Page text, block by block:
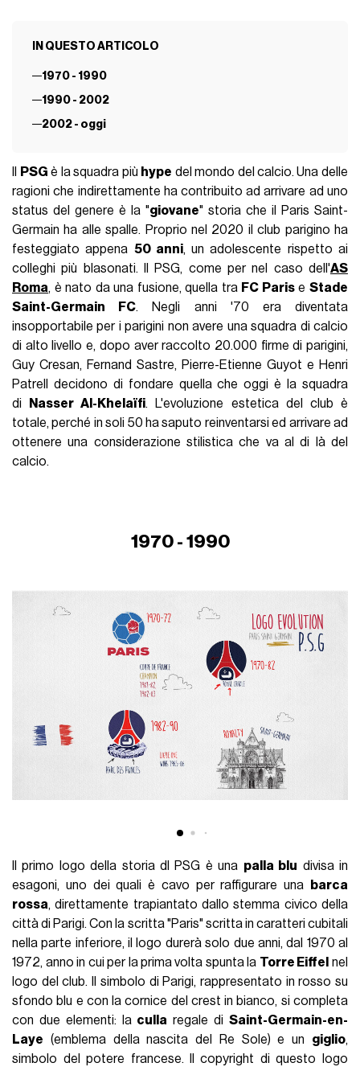
IN QUESTO ARTICOLO
1970 - 1990
1990 - 2002
2002 - oggi
PSG è la squadra più hype del mondo del calcio. Una delle
ragioni che indirettamente ha contribuito ad arrivare ad uno
status del genere è la "giovane" storia che il Paris Saint-
Germain ha alle spalle. Proprio nel 2020 il club parigino ha
festeggiato appena 50 anni, un adolescente rispetto ai
colleghi più blasonati. Il PSG, come per nel caso dell'AS
Roma, è nato da una fusione, quella tra FC Parise Stade
Saint-Germain FC. Negli anni '70 era diventata
insopportabile per i parigini non avere una squadra di calcio
di alto livello e, dopo aver raccolto 20.000 firme di parigini,
Guy Cresan, Fernand Sastre, Pierre-Etienne Guyot e Henri
Patrell decidono di fondare quella che oggi è la squadra
di
Nasser Al-Khelaïfi. L'evoluzione estetica del club è
totale, perché in soli 50 ha saputo reinventarsi ed arrivare ad
ottenere una considerazione stilistica che va al di là del
calcio.
1970 - 1990
Il primo logo della storia dl PSG è una palla blu divisa in
esagoni, uno dei quali è cavo per raffigurare una
barca
rossa, direttamente trapiantato dallo stemma civico della
città di Parigi. Con la scritta "Paris" scritta in caratteri cubitali
nella parte inferiore, il logo durerà solo due anni, dal 1970 al
1972, anno in cui per la prima volta spunta la Torre Eiffel nel
logo del club. Il simbolo di Parigi, rappresentato in rosso su
sfondo blu e con la cornice del crest in bianco, si completa
con due elementi: la culla regale di Saint-Germain-en-
Laye (emblema della nascita del Re Sole) e un giglio,
simbolo del potere francese. Il copyright di questo logo